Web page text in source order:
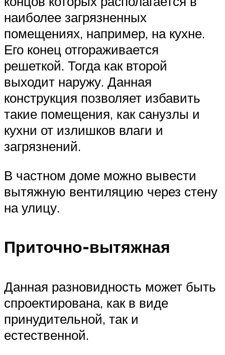
наиболее загрязненных
помещениях, например, на кухне.
Его конец отгораживается
решеткой. Тогда как второй
выходит наружу. Данная
конструкция позволяет избавить
такие помещения, как санузлы и
кухни от излишков влаги и
загрязнений.
В частном доме можно вывести
вытяжную вентиляцию через стену
на улицу.
Приточно-вытяжная
Данная разновидность может быть
спроектирована, как в виде
принудительной, так и
естественной.